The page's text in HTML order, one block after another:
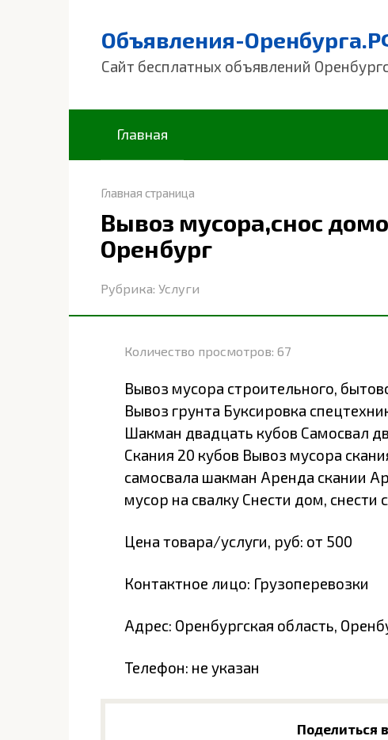
Объявления-
Сайт бесплатных объявлений
Главная
Главная страница
Вывоз мусора,снос
Оренбург
Рубрика: Услуги
Количество просмотров: 67
Вывоз мусора строительного,
Вывоз грунта Буксировка
Шакман двадцать кубов Самосвал
Скания 20 кубов Вывоз мусора
самосвала шакман Аренда скании
мусор на свалку Снести дом, снести
Цена товара/услуги, руб: от 500
Контактное лицо: Грузоперевозки
Адрес: Оренбургская область,
Телефон: не указан
Поделиться